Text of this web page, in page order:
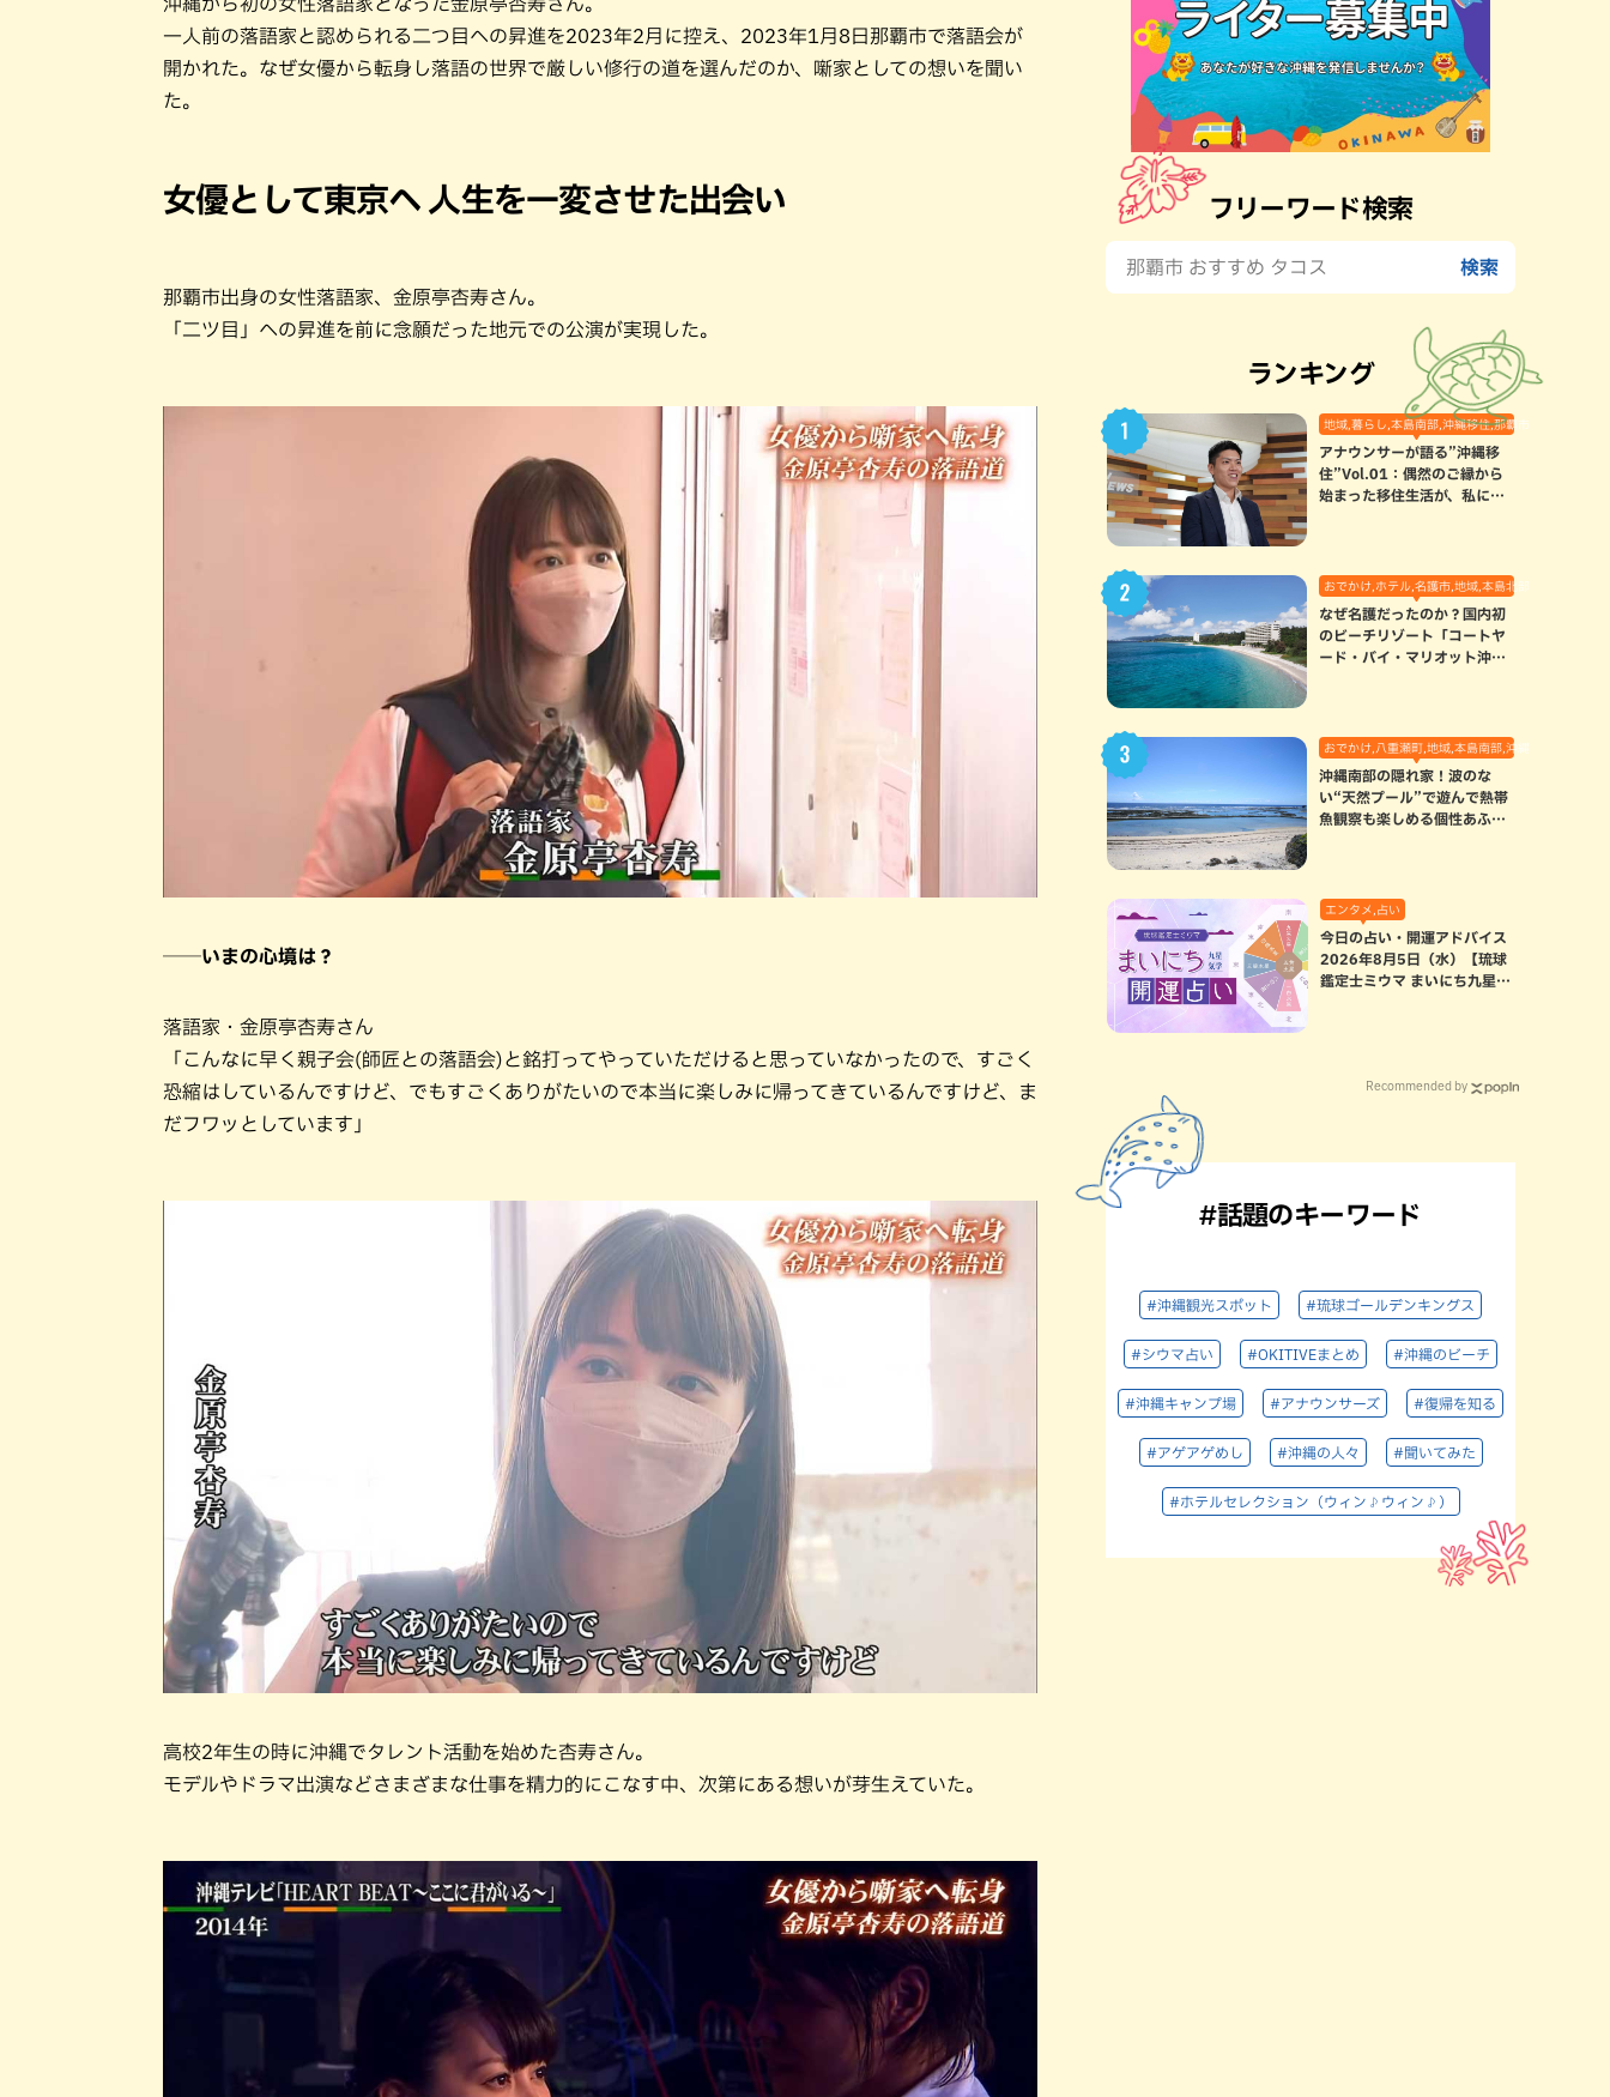
一人前の落語家と認められる二つ目への昇進を2023年2月に控え、2023年1月8日那覇市で落語会が
開かれた。なぜ女優から転身し落語の世界で厳しい修行の道を選んだのか、噺家としての想いを聞い
た。
女優として東京へ 人生を一変させた出会い
那覇市出身の女性落語家、金原亭杏寿さん。
「二ツ目」への昇進を前に念願だった地元での公演が実現した。
──いまの心境は？
落語家・金原亭杏寿さん
「こんなに早く親子会(師匠との落語会)と銘打ってやっていただけると思っていなかったので、すごく
恐縮はしているんですけど、でもすごくありがたいので本当に楽しみに帰ってきているんですけど、ま
だフワッとしています」
高校2年生の時に沖縄でタレント活動を始めた杏寿さん。
モデルやドラマ出演などさまざまな仕事を精力的にこなす中、次第にある想いが芽生えていた。
フリーワード検索
ランキング
地域,暮らし,本島南部,沖縄移住,那覇市
アナウンサーが語る”沖縄移
住”Vol.01：偶然のご縁から
始まった移住生活が、私にと
おでかけ,ホテル,名護市,地域,本島北部
なぜ名護だったのか？国内初
のビーチリゾート「コートヤ
ード・バイ・マリオット沖縄
おでかけ,八重瀬町,地域,本島南部,沖縄の海,自然
沖縄南部の隠れ家！波のな
い“天然プール”で遊んで熱帯
魚観察も楽しめる個性あふれ
エンタメ,占い
今日の占い・開運アドバイス
2026年8月5日（水）【琉球
鑑定士ミウマ まいにち九星気
Recommended by
#話題のキーワード
#沖縄観光スポット #琉球ゴールデンキングス
#シウマ占い #OKITIVEまとめ #沖縄のビーチ
#沖縄キャンプ場 #アナウンサーズ #復帰を知る
#アゲアゲめし #沖縄の人々 #聞いてみた
#ホテルセレクション（ウィン♪ウィン♪）